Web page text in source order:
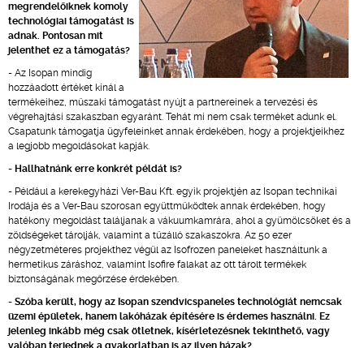
megrendelőiknek komoly
technológiai támogatást is
adnak. Pontosan mit
jelenthet ez a támogatás?
- Az Isopan mindig
hozzáadott értéket kínál a
termékeihez, műszaki támogatást nyújt a partnereinek a tervezési és
végrehajtási szakaszban egyaránt. Tehát mi nem csak terméket adunk el.
Csapatunk támogatja ügyfeleinket annak érdekében, hogy a projektjeikhez
a legjobb megoldásokat kapják.
- Hallhatnánk erre konkrét példát is?
- Például a kerekegyházi Ver-Bau Kft. egyik projektjén az Isopan technikai
Irodája és a Ver-Bau szorosan együttműködtek annak érdekében, hogy
hatékony megoldást találjanak a vákuumkamrára, ahol a gyümölcsöket és a
zöldségeket tárolják, valamint a tűzálló szakaszokra. Az 50 ezer
négyzetméteres projekthez végül az Isofrozen paneleket használtunk a
hermetikus záráshoz, valamint Isofire falakat az ott tárolt termékek
biztonságának megőrzése érdekében.
- Szóba került, hogy az Isopan szendvicspaneles technológiát nemcsak
üzemi épületek, hanem lakóházak építésére is érdemes használni. Ez
jelenleg inkább még csak ötletnek, kísérletezésnek tekinthető, vagy
valóban terjednek a gyakorlatban is az ilyen házak?